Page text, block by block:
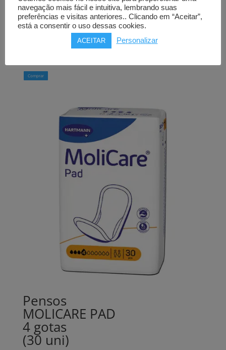
Pensos MOLICARE PAD 2
gotas (28 uni)
Comprar
Pensos
MOLICARE PAD
4 gotas
(30 uni)
navegação mais fácil e intuitiva, lembrando suas
preferências e visitas anteriores.. Clicando em “Aceitar”,
está a consentir o uso dessas cookies.
ACEITAR Personalizar